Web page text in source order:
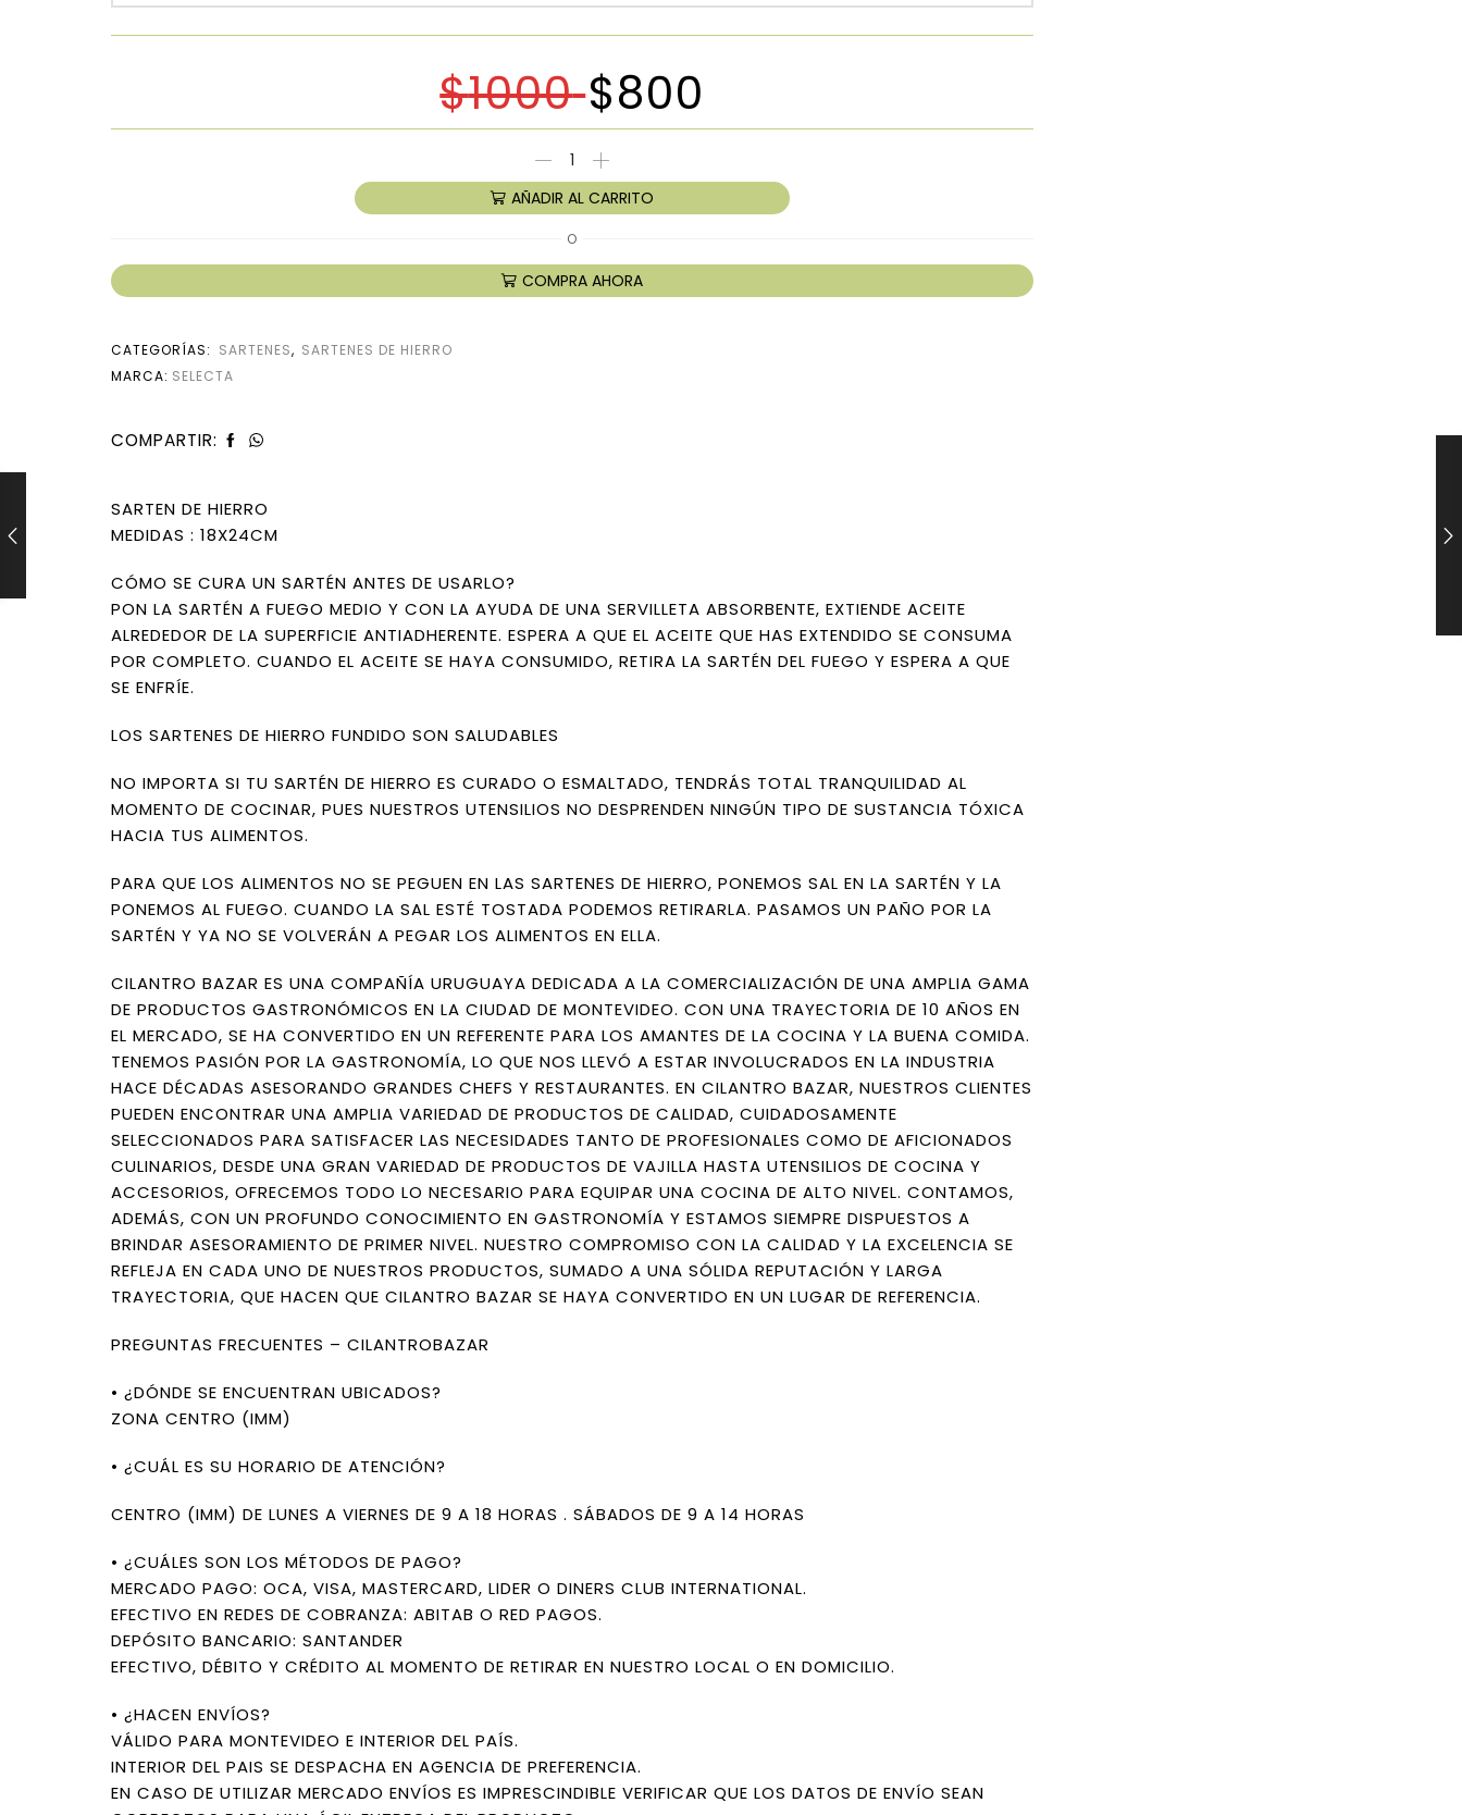
$1000 $800
AÑADIR AL CARRITO
O
COMPRA AHORA
CATEGORÍAS: SARTENES, SARTENES DE HIERRO
MARCA: SELECTA
COMPARTIR:
SARTEN DE HIERRO
MEDIDAS : 18X24CM
CÓMO SE CURA UN SARTÉN ANTES DE USARLO?
PON LA SARTÉN A FUEGO MEDIO Y CON LA AYUDA DE UNA SERVILLETA ABSORBENTE, EXTIENDE ACEITE
ALREDEDOR DE LA SUPERFICIE ANTIADHERENTE. ESPERA A QUE EL ACEITE QUE HAS EXTENDIDO SE CONSUMA
POR COMPLETO. CUANDO EL ACEITE SE HAYA CONSUMIDO, RETIRA LA SARTÉN DEL FUEGO Y ESPERA A QUE
SE ENFRÍE.
LOS SARTENES DE HIERRO FUNDIDO SON SALUDABLES
NO IMPORTA SI TU SARTÉN DE HIERRO ES CURADO O ESMALTADO, TENDRÁS TOTAL TRANQUILIDAD AL
MOMENTO DE COCINAR, PUES NUESTROS UTENSILIOS NO DESPRENDEN NINGÚN TIPO DE SUSTANCIA TÓXICA
HACIA TUS ALIMENTOS.
PARA QUE LOS ALIMENTOS NO SE PEGUEN EN LAS SARTENES DE HIERRO, PONEMOS SAL EN LA SARTÉN Y LA
PONEMOS AL FUEGO. CUANDO LA SAL ESTÉ TOSTADA PODEMOS RETIRARLA. PASAMOS UN PAÑO POR LA
SARTÉN Y YA NO SE VOLVERÁN A PEGAR LOS ALIMENTOS EN ELLA.
CILANTRO BAZAR ES UNA COMPAÑÍA URUGUAYA DEDICADA A LA COMERCIALIZACIÓN DE UNA AMPLIA GAMA
DE PRODUCTOS GASTRONÓMICOS EN LA CIUDAD DE MONTEVIDEO. CON UNA TRAYECTORIA DE 10 AÑOS EN
EL MERCADO, SE HA CONVERTIDO EN UN REFERENTE PARA LOS AMANTES DE LA COCINA Y LA BUENA COMIDA.
TENEMOS PASIÓN POR LA GASTRONOMÍA, LO QUE NOS LLEVÓ A ESTAR INVOLUCRADOS EN LA INDUSTRIA
HACE DÉCADAS ASESORANDO GRANDES CHEFS Y RESTAURANTES. EN CILANTRO BAZAR, NUESTROS CLIENTES
PUEDEN ENCONTRAR UNA AMPLIA VARIEDAD DE PRODUCTOS DE CALIDAD, CUIDADOSAMENTE
SELECCIONADOS PARA SATISFACER LAS NECESIDADES TANTO DE PROFESIONALES COMO DE AFICIONADOS
CULINARIOS, DESDE UNA GRAN VARIEDAD DE PRODUCTOS DE VAJILLA HASTA UTENSILIOS DE COCINA Y
ACCESORIOS, OFRECEMOS TODO LO NECESARIO PARA EQUIPAR UNA COCINA DE ALTO NIVEL. CONTAMOS,
ADEMÁS, CON UN PROFUNDO CONOCIMIENTO EN GASTRONOMÍA Y ESTAMOS SIEMPRE DISPUESTOS A
BRINDAR ASESORAMIENTO DE PRIMER NIVEL. NUESTRO COMPROMISO CON LA CALIDAD Y LA EXCELENCIA SE
REFLEJA EN CADA UNO DE NUESTROS PRODUCTOS, SUMADO A UNA SÓLIDA REPUTACIÓN Y LARGA
TRAYECTORIA, QUE HACEN QUE CILANTRO BAZAR SE HAYA CONVERTIDO EN UN LUGAR DE REFERENCIA.
PREGUNTAS FRECUENTES – CILANTROBAZAR
• ¿DÓNDE SE ENCUENTRAN UBICADOS?
ZONA CENTRO (IMM)
• ¿CUÁL ES SU HORARIO DE ATENCIÓN?
CENTRO (IMM) DE LUNES A VIERNES DE 9 A 18 HORAS . SÁBADOS DE 9 A 14 HORAS
• ¿CUÁLES SON LOS MÉTODOS DE PAGO?
MERCADO PAGO: OCA, VISA, MASTERCARD, LIDER O DINERS CLUB INTERNATIONAL.
EFECTIVO EN REDES DE COBRANZA: ABITAB O RED PAGOS.
DEPÓSITO BANCARIO: SANTANDER
EFECTIVO, DÉBITO Y CRÉDITO AL MOMENTO DE RETIRAR EN NUESTRO LOCAL O EN DOMICILIO.
• ¿HACEN ENVÍOS?
VÁLIDO PARA MONTEVIDEO E INTERIOR DEL PAÍS.
INTERIOR DEL PAIS SE DESPACHA EN AGENCIA DE PREFERENCIA.
EN CASO DE UTILIZAR MERCADO ENVÍOS ES IMPRESCINDIBLE VERIFICAR QUE LOS DATOS DE ENVÍO SEAN